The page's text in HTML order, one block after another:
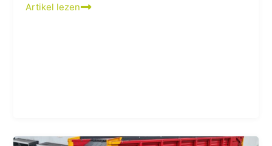
Artikel lezen